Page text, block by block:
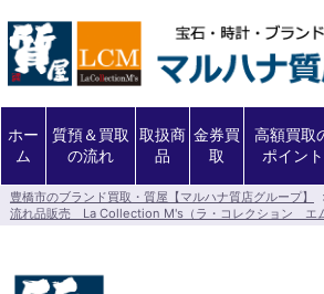
ホー
ム
質預＆買取
の流れ
取扱商
品
金券買
取
高額買取
ポイント
豊橋市のブランド買取・質屋【マルハナ質店グループ】
流れ品販売 La Collection M's（ラ・コレクション エム